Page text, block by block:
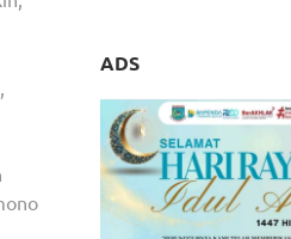
ADS